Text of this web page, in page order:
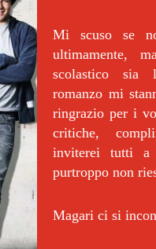
Mi scuso se
ultimamente,
scolastico sia
romanzo mi
ringrazio per i
critiche,
inviterei tutti a
purtroppo non
Magari ci si